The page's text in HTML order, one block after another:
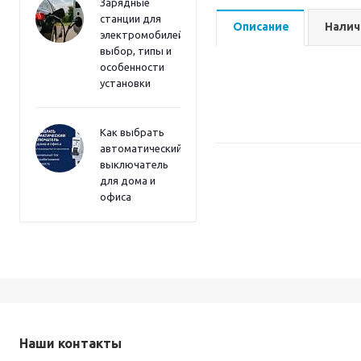
Зарядные
станции для
электромобилей:
выбор, типы и
особенности
установки
Как выбрать
автоматический
выключатель
для дома и
офиса
Описание
Наши контакты